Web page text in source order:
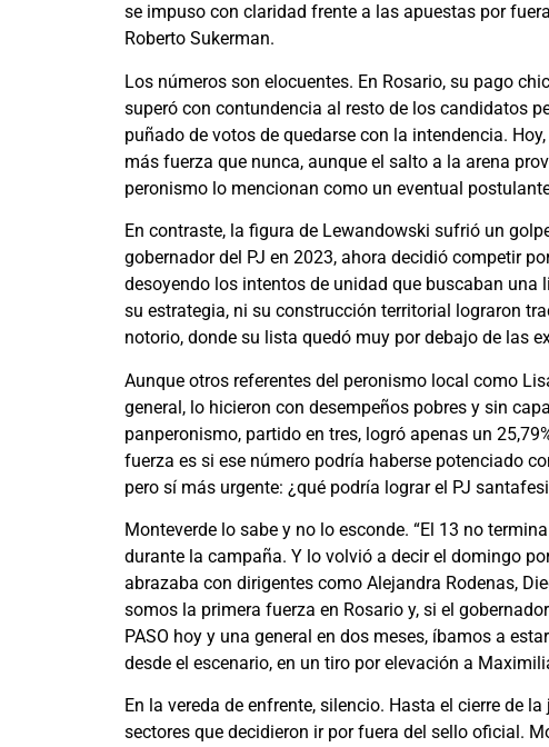
se impuso con claridad frente a las apuestas por
Roberto Sukerman.
Los números son elocuentes. En Rosario, su pago
superó con contundencia al resto de los candidatos
puñado de votos de quedarse con la intendencia.
más fuerza que nunca, aunque el salto a la arena
peronismo lo mencionan como un eventual
En contraste, la figura de Lewandowski sufrió un
gobernador del PJ en 2023, ahora decidió competir
desoyendo los intentos de unidad que buscaban
su estrategia, ni su construcción territorial lograron
notorio, donde su lista quedó muy por debajo de las
Aunque otros referentes del peronismo local como
general, lo hicieron con desempeños pobres y sin
panperonismo, partido en tres, logró apenas un
fuerza es si ese número podría haberse potenciado
pero sí más urgente: ¿qué podría lograr el PJ
Monteverde lo sabe y no lo esconde. “El 13 no
durante la campaña. Y lo volvió a decir el domingo
abrazaba con dirigentes como Alejandra Rodenas,
somos la primera fuerza en Rosario y, si el
PASO hoy y una general en dos meses, íbamos a
desde el escenario, en un tiro por elevación a
En la vereda de enfrente, silencio. Hasta el cierre de
sectores que decidieron ir por fuera del sello oficial.